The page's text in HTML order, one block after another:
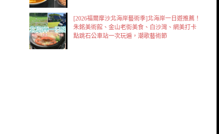
[2026福爾摩沙北海岸藝術季]北海岸一日遊推薦！
朱銘美術館、金山老街美食、白沙灣、網美打卡
點跳石公車站一次玩遍，潮歌藝術節